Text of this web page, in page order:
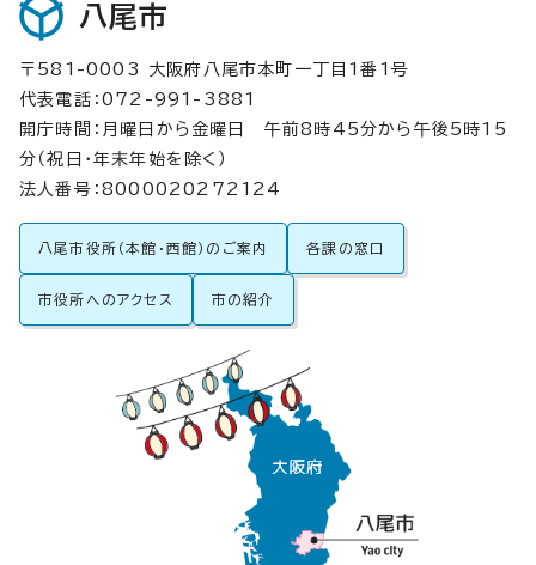
八尾市
〒581-0003 大阪府八尾市本町一丁目1番1号
代表電話：072-991-3881
開庁時間：月曜日から金曜日 午前8時45分から午後5時15
分（祝日・年末年始を除く）
法人番号：8000020272124
八尾市役所（本館・西館）のご案内 各課の窓口
市役所へのアクセス 市の紹介